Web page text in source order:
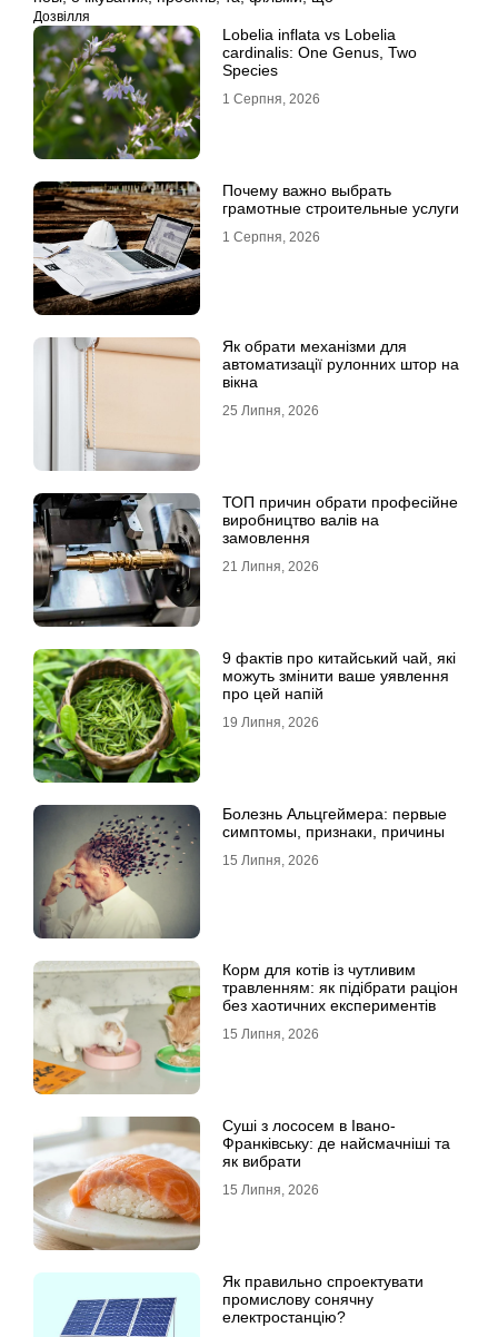
Дозвілля
Lobelia inflata vs Lobelia
cardinalis: One Genus, Two
Species
1 Серпня, 2026
Почему важно выбрать
грамотные строительные услуги
1 Серпня, 2026
Як обрати механізми для
автоматизації рулонних штор на
вікна
25 Липня, 2026
ТОП причин обрати професійне
виробництво валів на
замовлення
21 Липня, 2026
9 фактів про китайський чай, які
можуть змінити ваше уявлення
про цей напій
19 Липня, 2026
Болезнь Альцгеймера: первые
симптомы, признаки, причины
15 Липня, 2026
Корм для котів із чутливим
травленням: як підібрати раціон
без хаотичних експериментів
15 Липня, 2026
Суші з лососем в Івано-
Франківську: де найсмачніші та
як вибрати
15 Липня, 2026
Як правильно спроектувати
промислову сонячну
електростанцію?